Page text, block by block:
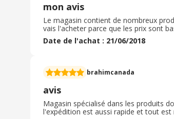
mon avis
Le magasin contient de nombreux
vais l'acheter parce que les prix sont
Date de l'achat : 21/06/2018
brahimcanada
avis
Magasin spécialisé dans les produits
l'expédition est aussi rapide et tout